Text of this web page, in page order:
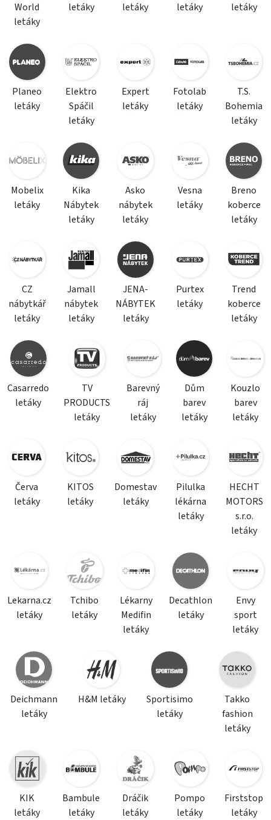
World
letáky
letáky
letáky
letáky
letáky
Planeo
letáky
Elektro
Spáčil
letáky
Expert
letáky
Fotolab
letáky
T.S.
Bohemia
letáky
Mobelix
letáky
Kika
Nábytek
letáky
Asko
nábytek
letáky
Vesna
letáky
Breno
koberce
letáky
CZ
nábytkář
letáky
Jamall
nábytek
letáky
JENA-
NÁBYTEK
letáky
Purtex
letáky
Trend
koberce
letáky
Casarredo
letáky
TV
PRODUCTS
letáky
Barevný
ráj
letáky
Dům
barev
letáky
Kouzlo
barev
letáky
Červa
letáky
KITOS
letáky
Domestav
letáky
Pilulka
lékárna
letáky
HECHT
MOTORS
s.r.o.
letáky
Lekarna.cz
letáky
Tchibo
letáky
Lékarny
Medifin
letáky
Decathlon
letáky
Envy
sport
letáky
Deichmann
letáky
H&M letáky
Sportisimo
letáky
Takko
fashion
letáky
KIK
letáky
Bambule
letáky
Dráčik
letáky
Pompo
letáky
Firststop
letáky